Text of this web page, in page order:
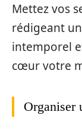
Mettez vos
rédigeant
intemporel
cœur votre
Organiser